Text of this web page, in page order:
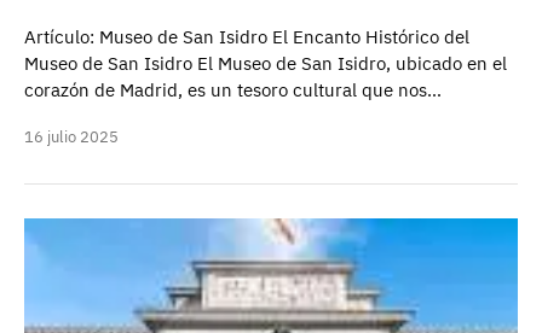
Artículo: Museo de San Isidro El Encanto Histórico del
Museo de San Isidro El Museo de San Isidro, ubicado en el
corazón de Madrid, es un tesoro cultural que nos…
16 julio 2025